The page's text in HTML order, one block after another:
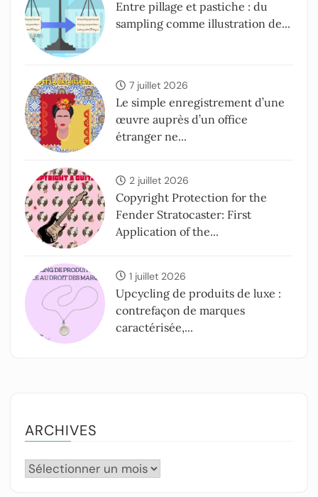
Entre pillage et pastiche : du
sampling comme illustration de...
7 juillet 2026
Le simple enregistrement d’une
œuvre auprès d’un office
étranger ne...
2 juillet 2026
Copyright Protection for the
Fender Stratocaster: First
Application of the...
1 juillet 2026
Upcycling de produits de luxe :
contrefaçon de marques
caractérisée,...
ARCHIVES